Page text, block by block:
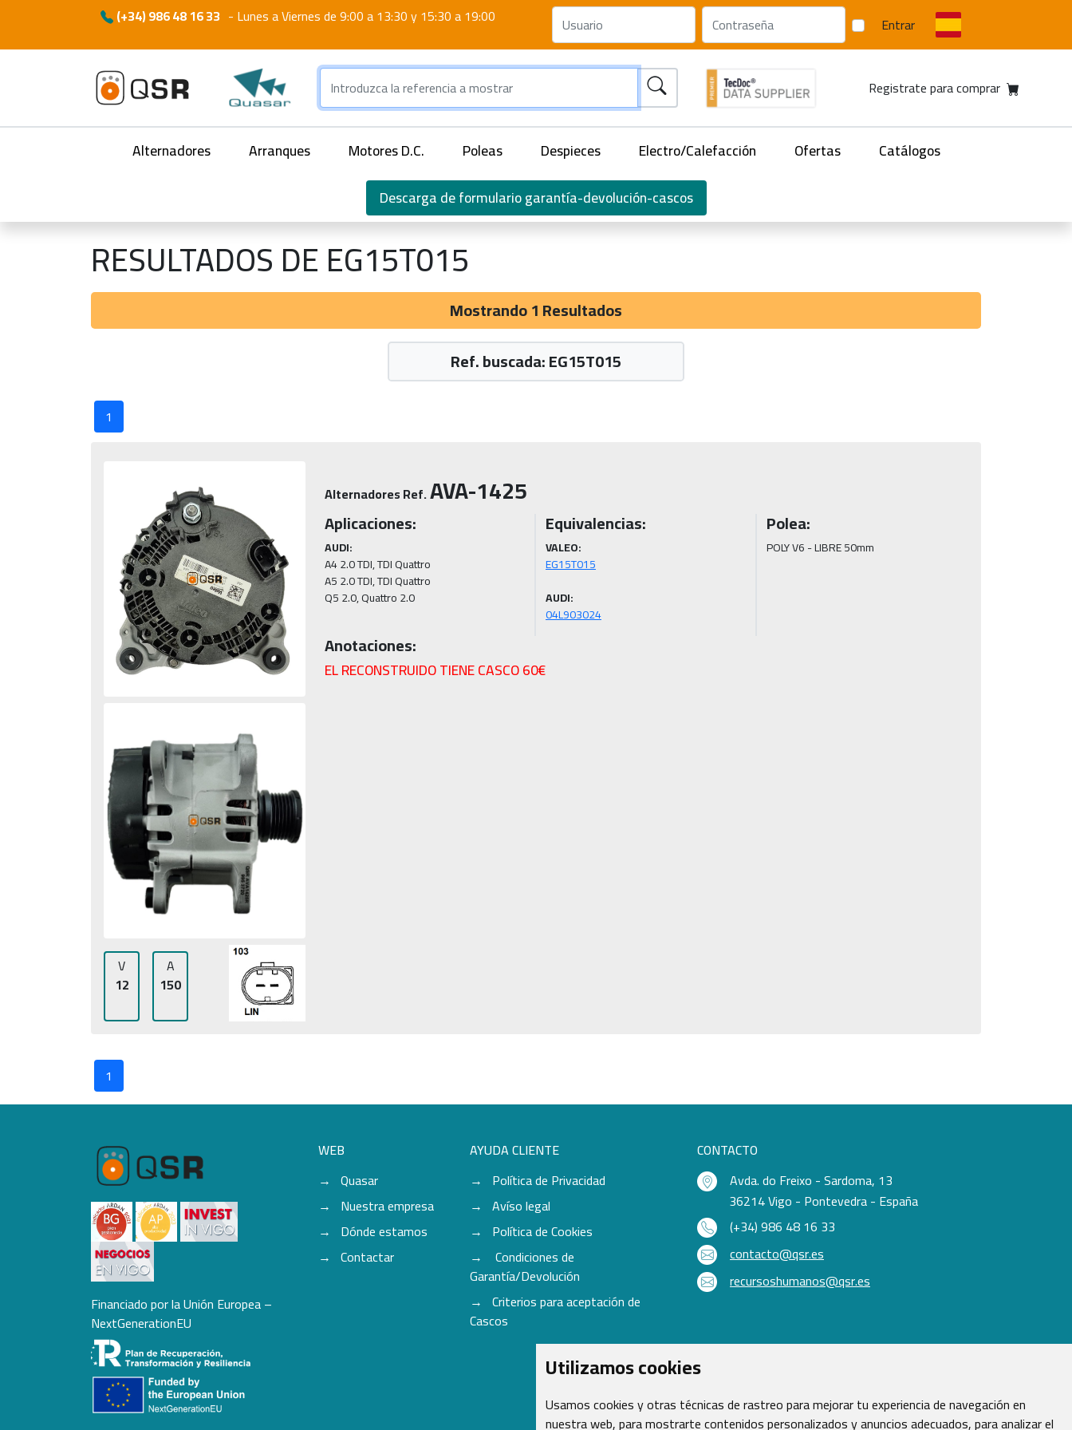
Utilizamos cookies
Usamos cookies y otras técnicas de rastreo para mejorar tu experiencia de navegación en
nuestra web, para mostrarte contenidos personalizados y anuncios adecuados, para analizar el
(+34) 986 48 16 33 - Lunes a Viernes de 9:00 a 13:30 y 15:30 a 19:00 Entrar
Registrate para comprar
Alternadores Arranques Motores D.C. Poleas Despieces Electro/Calefacción Ofertas
Catálogos
Descarga de formulario garantía-devolución-cascos
RESULTADOS DE EG15T015
Mostrando 1 Resultados
Ref. buscada: EG15T015
1
V
12
A
150
Alternadores Ref.AVA-1425
Aplicaciones:
AUDI:
A4 2.0 TDI, TDI Quattro
A5 2.0 TDI, TDI Quattro
Equivalencias:
VALEO:
EG15T015
AUDI:
04L903024
Polea:
POLY V6 - LIBRE 50mm
Anotaciones:
EL RECONSTRUIDO TIENE CASCO 60€
1
Financiado por la Unión Europea –
NextGenerationEU
WEB
Quasar
Nuestra empresa
Dónde estamos
Contactar
AYUDA CLIENTE
Política de Privacidad
Avíso legal
Política de Cookies
Condiciones de
Garantía/Devolución
Criterios para aceptación de
Cascos
CONTACTO
Avda. do Freixo - Sardoma, 13
36214 Vigo - Pontevedra - España
(+34) 986 48 16 33
contacto@qsr.es
recursoshumanos@qsr.es